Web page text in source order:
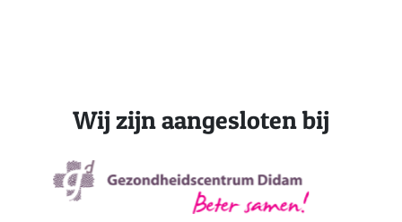
Wij zijn aangesloten bij